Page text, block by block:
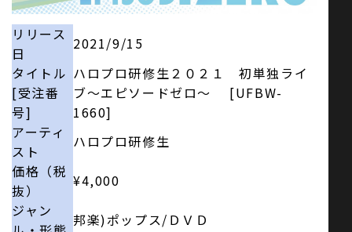
SNS
リリース
日
2021/9/15
タイトル
[受注番
号]
ハロプロ研修生２０２１ 初単独ライ
ブ～エピソードゼロ～ [UFBW-
1660]
アーティ
スト
ハロプロ研修生
価格（税
抜）
¥4,000
ジャン
邦楽)ポップス/ＤＶＤ